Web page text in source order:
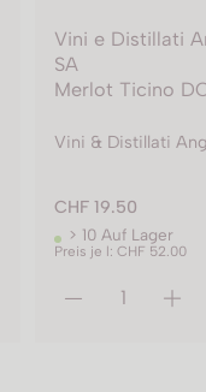
Vini e Distillati
SA
Merlot Ticino
Vini & Distillati
CHF 24.30
< 10 Auf Lager
Preis je l: CHF 48.60